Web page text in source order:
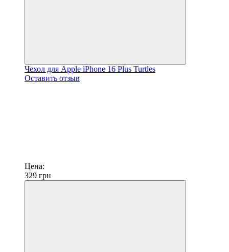
Чехол для Apple iPhone 16 Plus Turtles
Оставить отзыв
Цена:
329 грн